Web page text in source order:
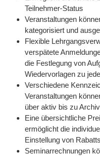
Teilnehmer-Status
Veranstaltungen
kategorisiert und
Flexible
verspätete
die Festlegung von
Wiedervorlagen zu
Verschiedene
Veranstaltungen
über aktiv bis zu Archiv
Eine übersichtliche
ermöglicht die
Einstellung von
Seminarrechnungen